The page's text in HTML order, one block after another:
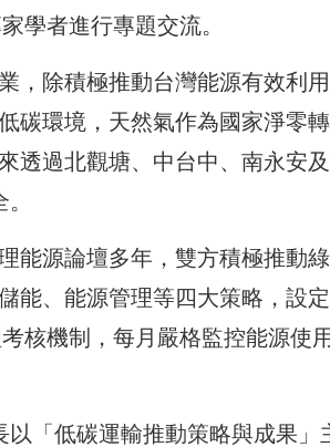
學者進行專題交流。
，除積極推動台灣能源有效利
碳環境，天然氣作為國家淨零
透過北觀塘、中台中、南永安
能源論壇多年，雙方積極推動
能、能源管理等四大策略，設定
核機制，每月嚴格監控能源使
「低碳運輸推動策略與成果」